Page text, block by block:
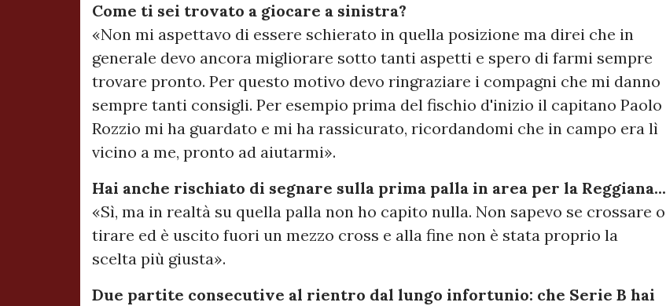
Come ti sei trovato a giocare a sinistra?
«Non mi aspettavo di essere schierato in quella posizione ma direi che in
generale devo ancora migliorare sotto tanti aspetti e spero di farmi sempre
trovare pronto. Per questo motivo devo ringraziare i compagni che mi danno
sempre tanti consigli. Per esempio prima del fischio d'inizio il capitano Paolo
Rozzio mi ha guardato e mi ha rassicurato, ricordandomi che in campo era lì
vicino a me, pronto ad aiutarmi».
Hai anche rischiato di segnare sulla prima palla in area per la Reggiana...
«Sì, ma in realtà su quella palla non ho capito nulla. Non sapevo se crossare o
tirare ed è uscito fuori un mezzo cross e alla fine non è stata proprio la
scelta più giusta».
Due partite consecutive al rientro dal lungo infortunio: che Serie B hai